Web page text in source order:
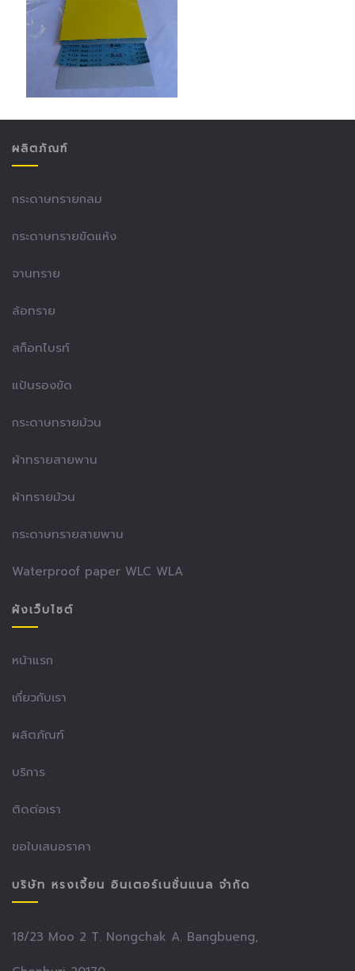
ผลิตภัณฑ์
กระดาษทรายกลม
กระดาษทรายขัดแห้ง
จานทราย
ล้อทราย
สก็อทไบรท์
แป้นรองขัด
กระดาษทรายม้วน
ผ้าทรายสายพาน
ผ้าทรายม้วน
กระดาษทรายสายพาน
Waterproof paper WLC WLA
ผังเว็บไซต์
หน้าแรก
เกี่ยวกับเรา
ผลิตภัณฑ์
บริการ
ติดต่อเรา
ขอใบเสนอราคา
บริษัท หรงเจี้ยน อินเตอร์เนชั่นแนล จำกัด
18/23 Moo 2 T. Nongchak A. Bangbueng,